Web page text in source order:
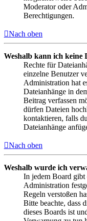
Moderator oder
Berechtigungen.
Nach oben
Weshalb kann ich keine
Rechte für
einzelne Benutzer
Administration hat
Dateianhänge in
Beitrag verfassen
dürfen Dateien
kontaktieren, falls
Dateianhänge
Nach oben
Weshalb wurde ich
In jedem Board gibt
Administration
Regeln verstoßen
Bitte beachte, dass
dieses Boards ist